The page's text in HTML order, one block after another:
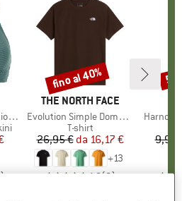
)
MARCHIO
THE NORTH FACE
Articolo
Evolution Simple Dome Short Sleeve
Gruppo di prodotti
T-shirt
Prezzo
26,95 € Prezzo ridotto
da 16,17 €
+13
4,8(8)
Sconto
fino al 40%
Articolo
9,95